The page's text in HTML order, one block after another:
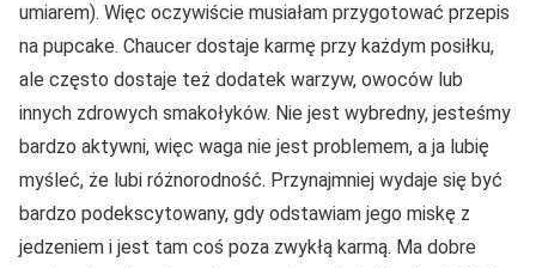
umiarem). Więc oczywiście musiałam przygotować przepis
na pupcake. Chaucer dostaje karmę przy każdym posiłku,
ale często dostaje też dodatek warzyw, owoców lub
innych zdrowych smakołyków. Nie jest wybredny, jesteśmy
bardzo aktywni, więc waga nie jest problemem, a ja lubię
myśleć, że lubi różnorodność. Przynajmniej wydaje się być
bardzo podekscytowany, gdy odstawiam jego miskę z
jedzeniem i jest tam coś poza zwykłą karmą. Ma dobre